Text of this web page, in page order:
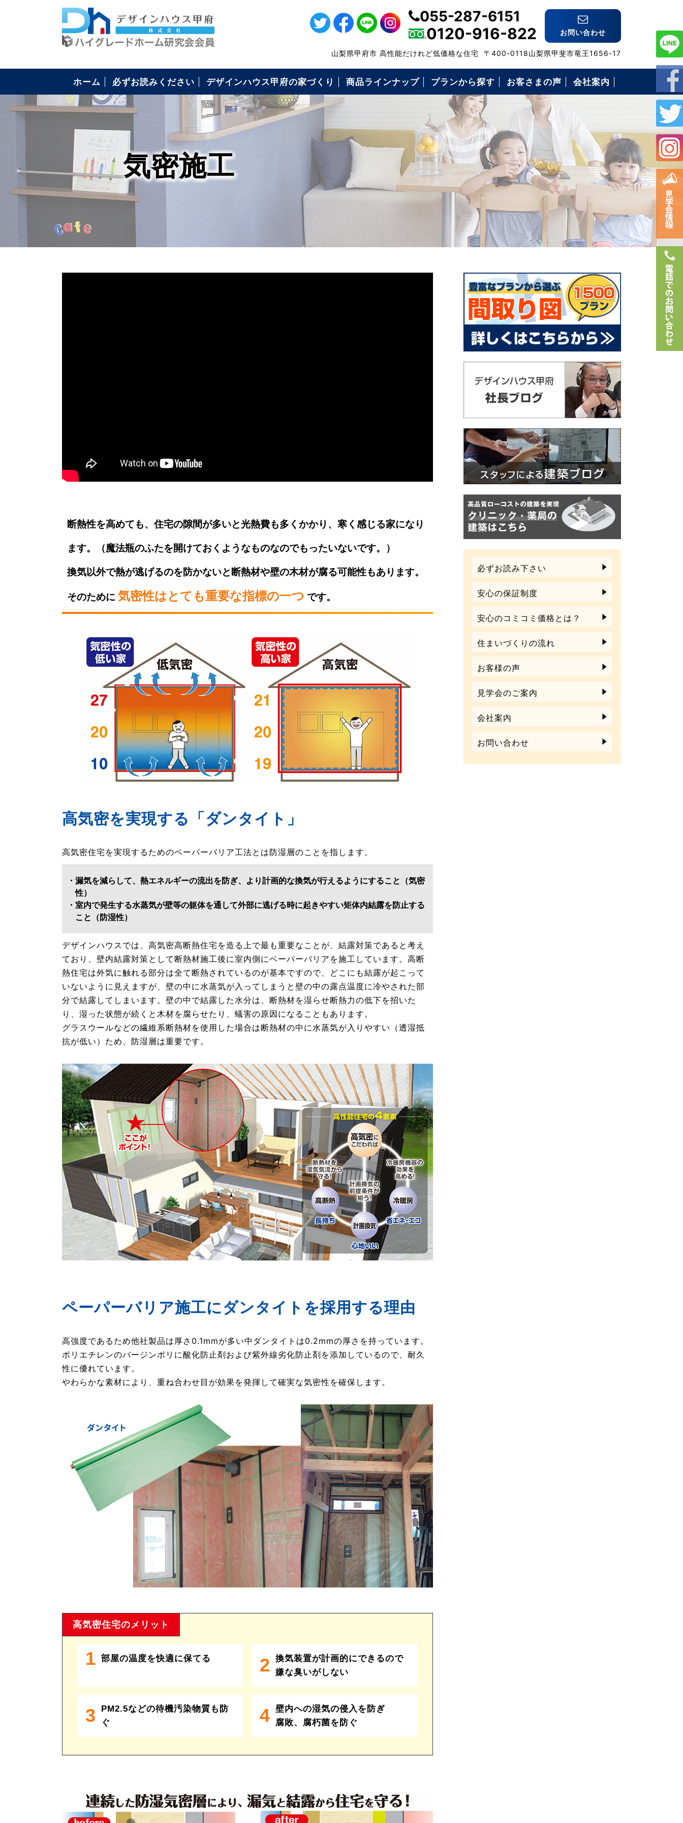
055-287-6151
0120-916-822 お問い合わせ
山梨県甲府市 高性能だけれど低価格な住宅 〒400-0118山梨県甲斐市竜王1656-17
ホーム 必ずお読みください デザインハウス甲府の家づくり
構造・仕様について
4つの高性能
安心の保証制度
住まいづくりの流れ
コミコミ価格について
住宅ローンFPでできること
商品ラインナップ プランから探す お客さまの声 会社案内
スタッフ紹介
気密施工
断熱性を高めても、住宅の隙間が多いと光熱費も多くかかり、寒く感じる家になり
ます。（魔法瓶のふたを開けておくようなものなのでもったいないです。）
換気以外で熱が逃げるのを防かないと断熱材や壁の木材が腐る可能性もあります。
そのために 気密性はとても重要な指標の一つ です。
高気密を実現する「ダンタイト」
高気密住宅を実現するためのベーパーバリア工法とは防湿層のことを指します。
・漏気を減らして、熱エネルギーの流出を防ぎ、より計画的な換気が行えるようにすること（気密
性）
・室内で発生する水蒸気が壁等の躯体を通して外部に逃げる時に起きやすい矩体内結露を防止する
こと（防湿性）
デザインハウスでは、高気密高断熱住宅を造る上で最も重要なことが、結露対策であると考え
ており、壁内結露対策として断熱材施工後に室内側にベーパーバリアを施工しています。高断
熱住宅は外気に触れる部分は全て断熱されているのが基本ですので、どこにも結露が起こって
いないように見えますが、壁の中に水蒸気が入ってしまうと壁の中の露点温度に冷やされた部
分で結露してしまいます。壁の中で結露した水分は、断熱材を湿らせ断熱力の低下を招いた
り、湿った状態が続くと木材を腐らせたり、蟻害の原因になることもあります。
グラスウールなどの繊維系断熱材を使用した場合は断熱材の中に水蒸気が入りやすい（透湿抵
抗が低い）ため、防湿層は重要です。
ペーパーバリア施工にダンタイトを採用する理由
高強度であるため他社製品は厚さ0.1mmが多い中ダンタイトは0.2mmの厚さを持っています。
ポリエチレンのバージンポリに酸化防止剤および紫外線劣化防止剤を添加しているので、耐久
性に優れています。
やわらかな素材により、重ね合わせ目が効果を発揮して確実な気密性を確保します。
高気密住宅のメリット
1 部屋の温度を快適に保てる 2
換気装置が計画的にできるので
嫌な臭いがしない
3
PM2.5などの待機汚染物質も防
ぐ
4 壁内への湿気の侵入を防ぎ
腐敗、腐朽菌を防ぐ
必ずお読み下さい
安心の保証制度
安心のコミコミ価格とは？
住まいづくりの流れ
お客様の声
見学会のご案内
会社案内
お問い合わせ